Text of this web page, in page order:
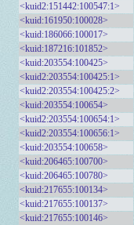
<kuid2:151442:100547:1>
<kuid:161950:100028>
<kuid:186066:100017>
<kuid:187216:101852>
<kuid:203554:100425>
<kuid2:203554:100425:1>
<kuid2:203554:100425:2>
<kuid:203554:100654>
<kuid2:203554:100654:1>
<kuid2:203554:100656:1>
<kuid:203554:100658>
<kuid:206465:100700>
<kuid:206465:100780>
<kuid:217655:100134>
<kuid:217655:100137>
<kuid:217655:100146>